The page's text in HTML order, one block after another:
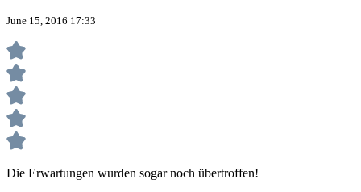
June 15, 2016 17:33
Die Erwartungen wurden sogar noch übertroffen!